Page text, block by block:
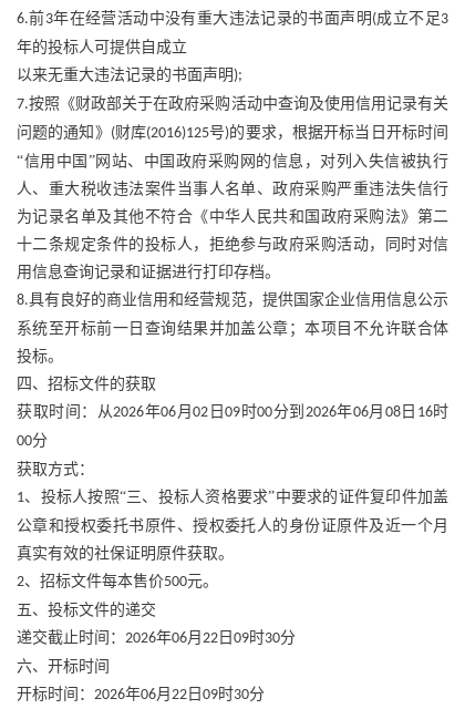
6.前3年在经营活动中没有重大违法记录的书面声明 (成立不足3
年的投标人可提供自成立
以来无重大违法记录的书面声明 );
7.按照《财政部关于在政府采购活动中查询及使用信用记录有关
问题的通知》 (财库(2016)125号)的要求，根据开标当日开标时间
“信用中国”网站、中国政府采购网的信息，对列入失信被执行
人、重大税收违法案件当事人名单、政府采购严重违法失信行
为记录名单及其他不符合《中华人民共和国政府采购法》第二
十二条规定条件的投标人，拒绝参与政府采购活动，同时对信
用信息查询记录和证据进行打印存档。
8.具有良好的商业信用和经营规范，提供国家企业信用信息公示
系统至开标前一日查询结果并加盖公章；本项目不允许联合体
投标。
四、招标文件的获取
获取时间：从2026年06月 02 日 09 时00分到 2026年06月 08日 16时
00分
获取方式：
1、投标人按照“三、投标人资格要求”中要求的证件复印件加盖
公章和授权委托书原件、授权委托人的身份证原件及近一个月
真实有效的社保证明原件获取。
2、招标文件每本售价500元。
五、投标文件的递交
递交截止时间： 2026年06月 22 日 09时30分
六、开标时间
开标时间： 2026年06月 22 日 09时30分